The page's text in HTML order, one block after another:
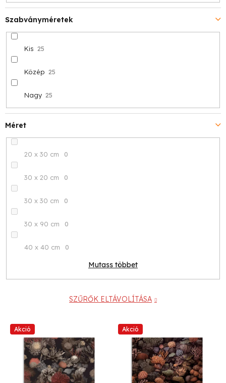
Méret
20 x 30 cm 0
30 x 20 cm 0
30 x 30 cm 0
30 x 90 cm 0
40 x 40 cm 0
Mutass többet
Szabványméretek
Kis 25
Közép 25
Nagy 25
SZŰRŐK ELTÁVOLÍTÁSA
TAkció Akció